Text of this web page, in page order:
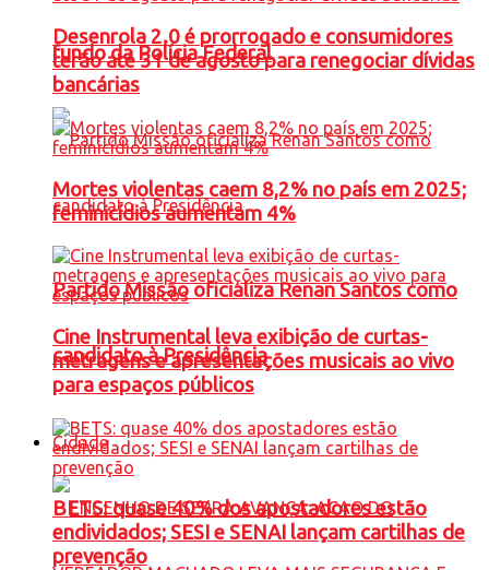
fundo da Polícia Federal
Partido Missão oficializa Renan Santos como
candidato à Presidência
Cidade
Desenrola 2.0 é prorrogado e consumidores
terão até 31 de agosto para renegociar dívidas
bancárias
Mortes violentas caem 8,2% no país em 2025;
feminicídios aumentam 4%
Cine Instrumental leva exibição de curtas-
metragens e apresentações musicais ao vivo
para espaços públicos
BETS: quase 40% dos apostadores estão
endividados; SESI e SENAI lançam cartilhas de
prevenção